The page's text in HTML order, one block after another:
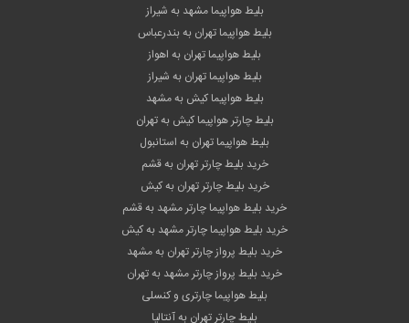
بلیط هواپیما مشهد به شیراز
بلیط هواپیما تهران به بندرعباس
بلیط هواپیما تهران به اهواز
بلیط هواپیما تهران به شیراز
بلیط هواپیما کیش به مشهد
بلیط چارتر هواپیما کیش به تهران
بلیط هواپیما تهران به استانبول
خرید بلیط چارتر تهران به قشم
خرید بلیط چارتر تهران به کیش
خرید بلیط هواپیما چارتر مشهد به قشم
خرید بلیط هواپیما چارتر مشهد به کیش
خرید بلیط پرواز چارتر تهران به مشهد
خرید بلیط پرواز چارتر مشهد به تهران
بلیط هواپیما چارتری و کنسلی
بلیط چارتر تهران به آنتالیا